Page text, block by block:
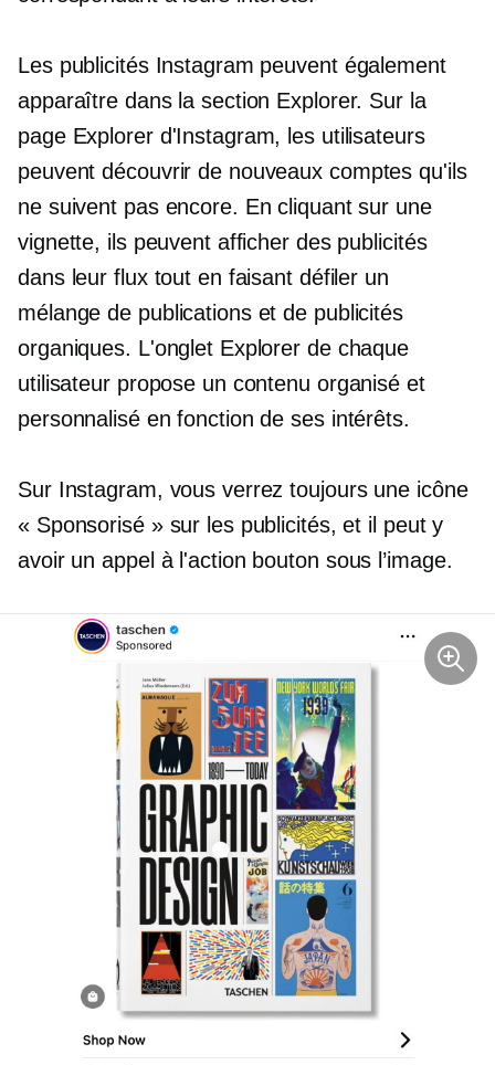
Les publicités Instagram peuvent également
apparaître dans la section Explorer. Sur la
page Explorer d'Instagram, les utilisateurs
peuvent découvrir de nouveaux comptes qu'ils
ne suivent pas encore. En cliquant sur une
vignette, ils peuvent afficher des publicités
dans leur flux tout en faisant défiler un
mélange de publications et de publicités
organiques. L'onglet Explorer de chaque
utilisateur propose un contenu organisé et
personnalisé en fonction de ses intérêts.
Sur Instagram, vous verrez toujours une icône
« Sponsorisé » sur les publicités, et il peut y
avoir unappel à l'action bouton sous l’image.